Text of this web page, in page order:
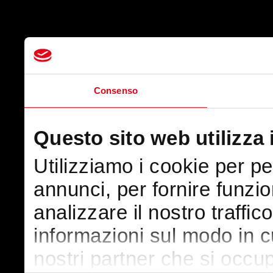
Consenso
Questo sito web utilizza
Utilizziamo i cookie per
annunci, per fornire
analizzare il nostro
informazioni sul modo in
nostri partner che si